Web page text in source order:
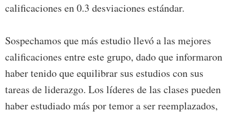
calificaciones en 0.3 desviaciones estándar.
Sospechamos que más estudio llevó a las mejores
calificaciones entre este grupo, dado que informaron
haber tenido que equilibrar sus estudios con sus
tareas de liderazgo. Los líderes de las clases pueden
haber estudiado más por temor a ser reemplazados,